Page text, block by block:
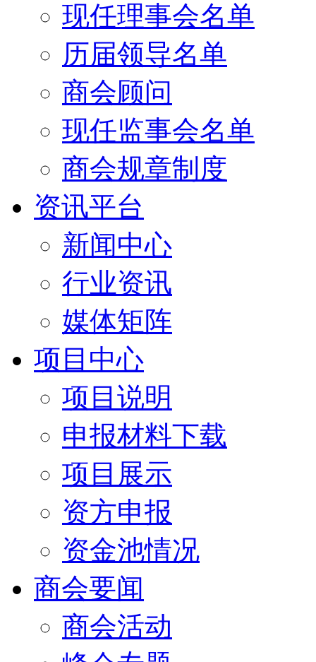
现任理事会名单
历届领导名单
商会顾问
现任监事会名单
商会规章制度
资讯平台
新闻中心
行业资讯
媒体矩阵
项目中心
项目说明
申报材料下载
项目展示
资方申报
资金池情况
商会要闻
商会活动